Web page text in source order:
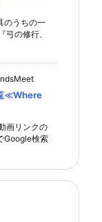
のうちの一
弓の修行、
≪Where
画リンクの
Google検索